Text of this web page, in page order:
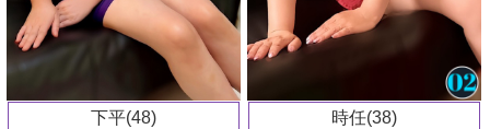
下平(48) 時任(38)